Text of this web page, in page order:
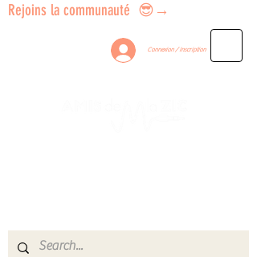
Rejoins la communauté 😎→
Connexion / Inscription